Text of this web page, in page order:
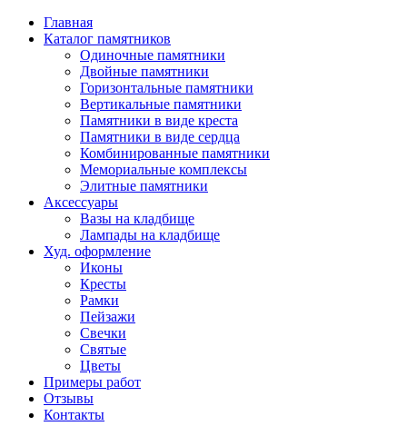
Главная
Каталог памятников
Одиночные памятники
Двойные памятники
Горизонтальные памятники
Вертикальные памятники
Памятники в виде креста
Памятники в виде сердца
Комбинированные памятники
Мемориальные комплексы
Элитные памятники
Аксессуары
Вазы на кладбище
Лампады на кладбище
Худ. оформление
Иконы
Кресты
Рамки
Пейзажи
Свечки
Святые
Цветы
Примеры работ
Отзывы
Контакты